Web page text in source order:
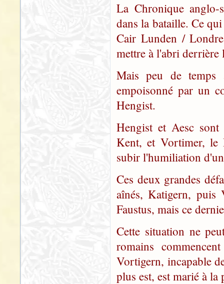
La Chronique anglo-
dans la bataille. Ce
Cair Lunden /
mettre à l'abri
Mais peu de temps
empoisonné par un
Hengist.
Hengist et Aesc
Kent, et Vortimer, le
subir l'humiliation
Ces deux grandes
aînés, Katigern,
Faustus, mais ce
Cette situation ne
romains
Vortigern, incapable
plus est, est marié à